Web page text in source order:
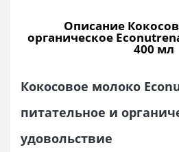
Описание
органическое
400 мл
Кокосовое молоко
питательное и
удовольствие